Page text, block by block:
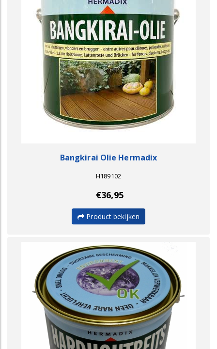
Bangkirai Olie Hermadix
H189102
€36,95
Product bekijken